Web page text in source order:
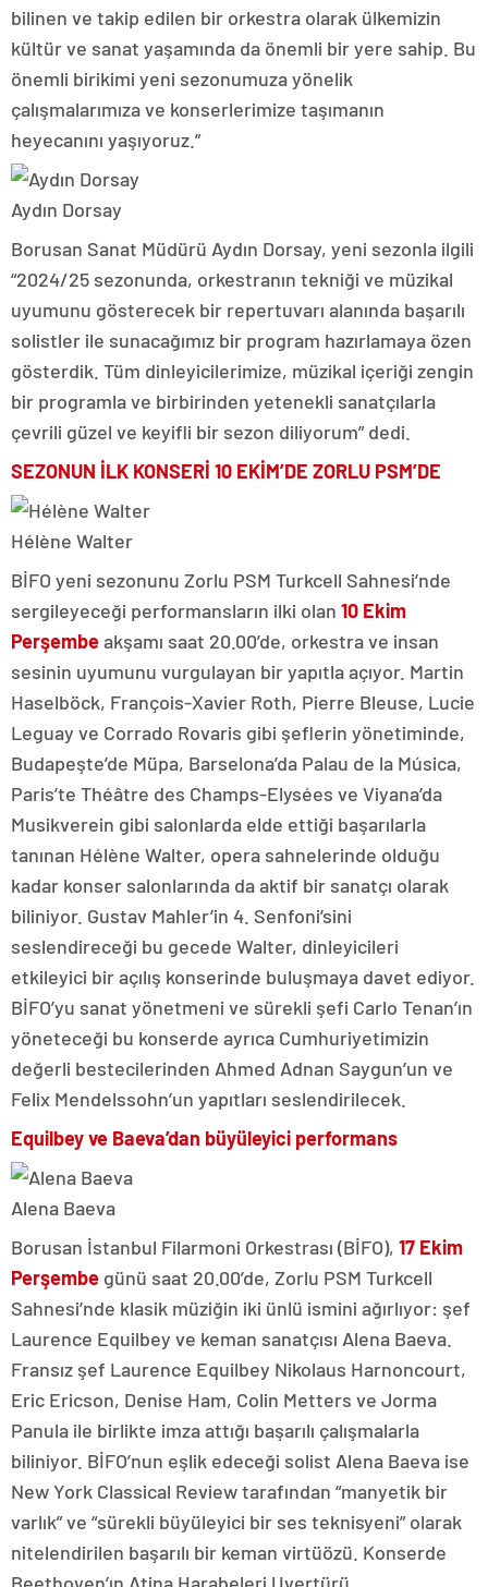
bilinen ve takip edilen bir orkestra olarak ülkemizin
kültür ve sanat yaşamında da önemli bir yere sahip. Bu
önemli birikimi yeni sezonumuza yönelik
çalışmalarımıza ve konserlerimize taşımanın
heyecanını yaşıyoruz.”
Aydın Dorsay
Borusan Sanat Müdürü Aydın Dorsay, yeni sezonla ilgili
“2024/25 sezonunda, orkestranın tekniği ve müzikal
uyumunu gösterecek bir repertuvarı alanında başarılı
solistler ile sunacağımız bir program hazırlamaya özen
gösterdik. Tüm dinleyicilerimize, müzikal içeriği zengin
bir programla ve birbirinden yetenekli sanatçılarla
çevrili güzel ve keyifli bir sezon diliyorum” dedi.
SEZONUN İLK KONSERİ 10 EKİM’DE ZORLU PSM’DE
Hélène Walter
BİFO yeni sezonunu Zorlu PSM Turkcell Sahnesi’nde
sergileyeceği performansların ilki olan 10 Ekim
Perşembeakşamı saat 20.00’de, orkestra ve insan
sesinin uyumunu vurgulayan bir yapıtla açıyor. Martin
Haselböck, François-Xavier Roth, Pierre Bleuse, Lucie
Leguay ve Corrado Rovaris gibi şeflerin yönetiminde,
Budapeşte’de Müpa, Barselona’da Palau de la Música,
Paris’te Théâtre des Champs-Elysées ve Viyana’da
Musikverein gibi salonlarda elde ettiği başarılarla
tanınan Hélène Walter, opera sahnelerinde olduğu
kadar konser salonlarında da aktif bir sanatçı olarak
biliniyor. Gustav Mahler’in 4. Senfoni’sini
seslendireceği bu gecede Walter, dinleyicileri
etkileyici bir açılış konserinde buluşmaya davet ediyor.
BİFO’yu sanat yönetmeni ve sürekli şefi Carlo Tenan’ın
yöneteceği bu konserde ayrıca Cumhuriyetimizin
değerli bestecilerinden Ahmed Adnan Saygun’un ve
Felix Mendelssohn’un yapıtları seslendirilecek.
Equilbey ve Baeva’dan büyüleyici performans
Alena Baeva
Borusan İstanbul Filarmoni Orkestrası (BİFO), 17 Ekim
Perşembe günü saat 20.00’de, Zorlu PSM Turkcell
Sahnesi’nde klasik müziğin iki ünlü ismini ağırlıyor: şef
Laurence Equilbey ve keman sanatçısı Alena Baeva.
Fransız şef Laurence Equilbey Nikolaus Harnoncourt,
Eric Ericson, Denise Ham, Colin Metters ve Jorma
Panula ile birlikte imza attığı başarılı çalışmalarla
biliniyor. BİFO’nun eşlik edeceği solist Alena Baeva ise
New York Classical Review tarafından “manyetik bir
varlık” ve “sürekli büyüleyici bir ses teknisyeni” olarak
nitelendirilen başarılı bir keman virtüözü. Konserde
Beethoven’ın Atina Harabeleri Uvertürü,